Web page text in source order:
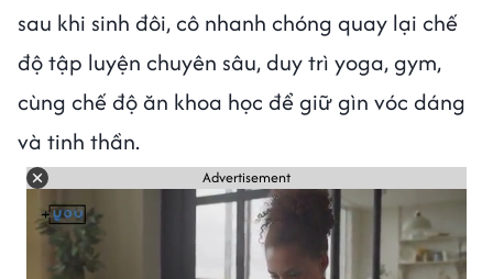
sau khi sinh đôi, cô nhanh chóng quay lại chế
độ tập luyện chuyên sâu, duy trì yoga, gym,
cùng chế độ ăn khoa học để giữ gìn vóc dáng
và tinh thần.
Advertisement